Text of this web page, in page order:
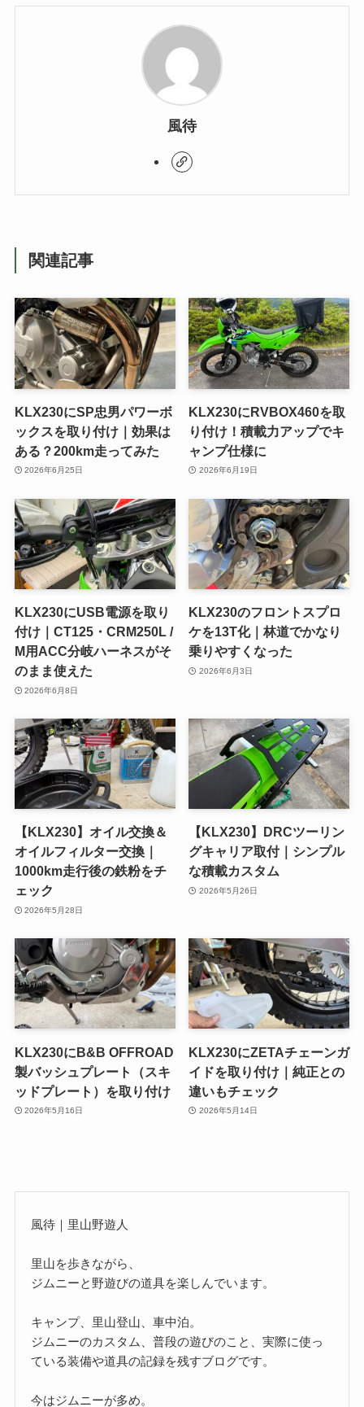
風待
関連記事
KLX230にSP忠男パワーボ
ックスを取り付け｜効果は
ある？200km走ってみた
2026年6月25日
KLX230にRVBOX460を取
り付け！積載力アップでキ
ャンプ仕様に
2026年6月19日
KLX230にUSB電源を取り
付け｜CT125・CRM250L /
M用ACC分岐ハーネスがそ
のまま使えた
2026年6月8日
KLX230のフロントスプロ
ケを13T化｜林道でかなり
乗りやすくなった
2026年6月3日
【KLX230】オイル交換＆
オイルフィルター交換｜
1000km走行後の鉄粉をチ
ェック
2026年5月28日
【KLX230】DRCツーリン
グキャリア取付｜シンプル
な積載カスタム
2026年5月26日
KLX230にB&B OFFROAD
製バッシュプレート（スキ
ッドプレート）を取り付け
2026年5月16日
KLX230にZETAチェーンガ
イドを取り付け｜純正との
違いもチェック
2026年5月14日
風待｜里山野遊人
里山を歩きながら、
ジムニーと野遊びの道具を楽しんでいます。
キャンプ、里山登山、車中泊。
ジムニーのカスタム、普段の遊びのこと、実際に使っ
ている装備や道具の記録を残すブログです。
今はジムニーが多め。